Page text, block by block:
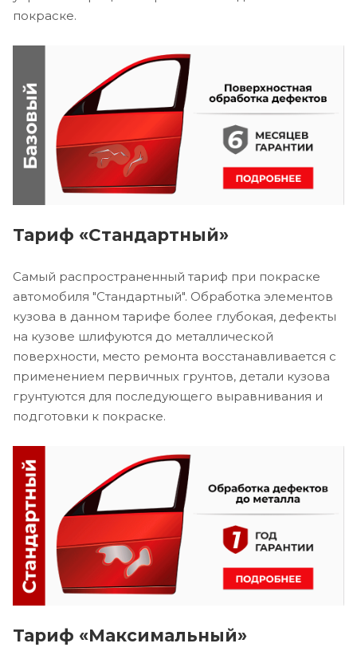
покраске.
Тариф «Стандартный»
Самый распространенный тариф при покраске
автомобиля "Стандартный". Обработка элементов
кузова в данном тарифе более глубокая, дефекты
на кузове шлифуются до металлической
поверхности, место ремонта восстанавливается с
применением первичных грунтов, детали кузова
грунтуются для последующего выравнивания и
подготовки к покраске.
Тариф «Максимальный»